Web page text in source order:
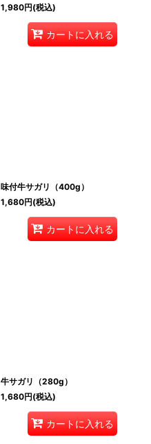
1,980円(税込)
カートに入れる
味付牛サガリ（400g）
1,680円(税込)
カートに入れる
牛サガリ（280g）
1,680円(税込)
カートに入れる